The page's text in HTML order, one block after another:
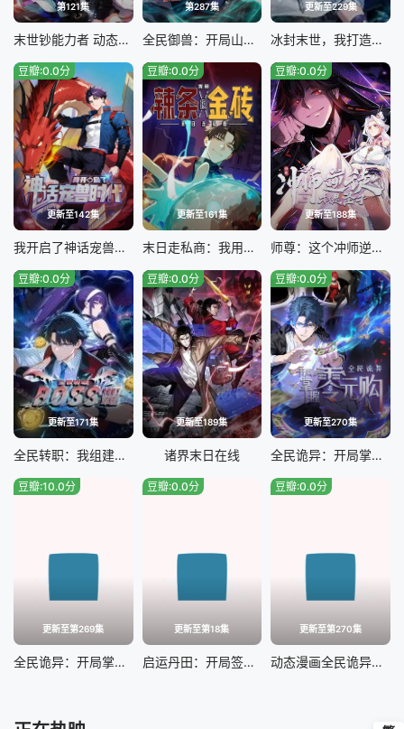
第121集
末世钞能力者 动态漫画
第287集
全民御兽：开局山海经，我横扫全球
更新至229集
冰封末世，我打造完美领地
更新至142集
豆瓣:0.0分
我开启了神话宠兽时代
更新至161集
豆瓣:0.0分
末日走私商：我用辣条换金砖
更新至188集
豆瓣:0.0分
师尊：这个冲师逆徒才不是圣子
更新至171集
豆瓣:0.0分
全民转职：我组建了BOSS军团
更新至189集
豆瓣:0.0分
诸界末日在线
更新至270集
豆瓣:0.0分
全民诡异：开局掌握零元购
更新至第269集
豆瓣:10.0分
全民诡异：开局掌握零元购动态漫
更新至第18集
豆瓣:0.0分
启运丹田：开局签到至尊丹田
更新至第270集
豆瓣:0.0分
动态漫画全民诡异：开局掌握零元购